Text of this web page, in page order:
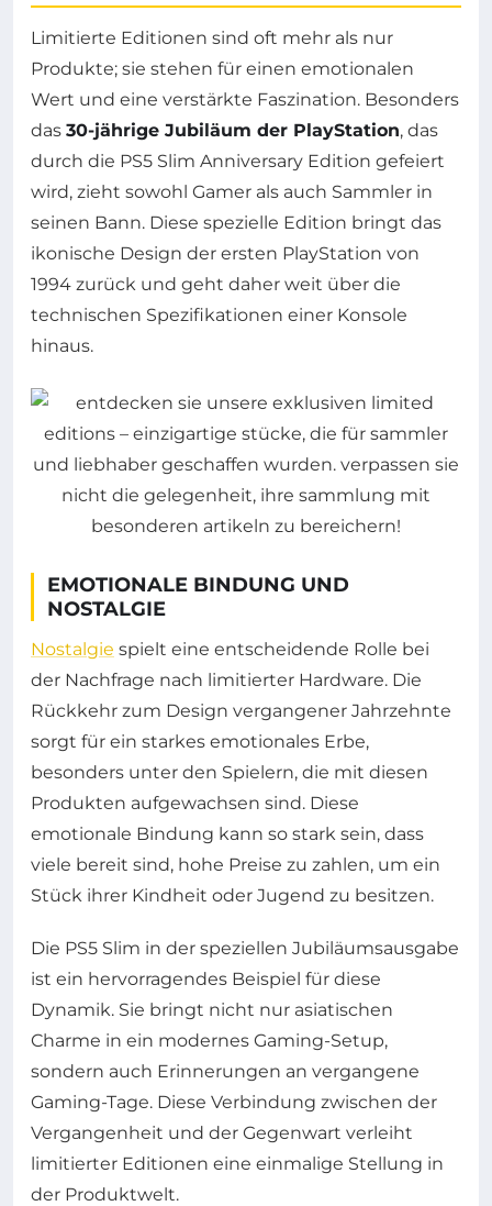
Limitierte Editionen sind oft mehr als nur
Produkte; sie stehen für einen emotionalen
Wert und eine verstärkte Faszination. Besonders
das 30-jährige Jubiläum der PlayStation, das
durch die PS5 Slim Anniversary Edition gefeiert
wird, zieht sowohl Gamer als auch Sammler in
seinen Bann. Diese spezielle Edition bringt das
ikonische Design der ersten PlayStation von
1994 zurück und geht daher weit über die
technischen Spezifikationen einer Konsole
hinaus.
EMOTIONALE BINDUNG UND
NOSTALGIE
Nostalgie spielt eine entscheidende Rolle bei
der Nachfrage nach limitierter Hardware. Die
Rückkehr zum Design vergangener Jahrzehnte
sorgt für ein starkes emotionales Erbe,
besonders unter den Spielern, die mit diesen
Produkten aufgewachsen sind. Diese
emotionale Bindung kann so stark sein, dass
viele bereit sind, hohe Preise zu zahlen, um ein
Stück ihrer Kindheit oder Jugend zu besitzen.
Die PS5 Slim in der speziellen Jubiläumsausgabe
ist ein hervorragendes Beispiel für diese
Dynamik. Sie bringt nicht nur asiatischen
Charme in ein modernes Gaming-Setup,
sondern auch Erinnerungen an vergangene
Gaming-Tage. Diese Verbindung zwischen der
Vergangenheit und der Gegenwart verleiht
limitierter Editionen eine einmalige Stellung in
der Produktwelt.